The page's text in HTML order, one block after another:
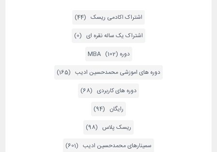
جهانی دسترسی دارید
محمد شریفی ۳ سال پیش
سلام وقت بخیر من در حوزه بورس سمینار‌های استاد را
ریسک بازار
اشتراک اکادمی ریسک (44)
اشتراک یک ساله نقره ای (0)
دوره MBA (102)
دوره های اموزشی محمدحسین ادیب (165)
دوره های کاربردی (68)
رایگان (94)
ریسک پلاس (98)
سمینارهای محمدحسین ادیب (601)